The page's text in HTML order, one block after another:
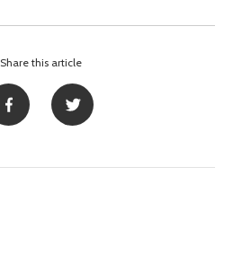
Share this article